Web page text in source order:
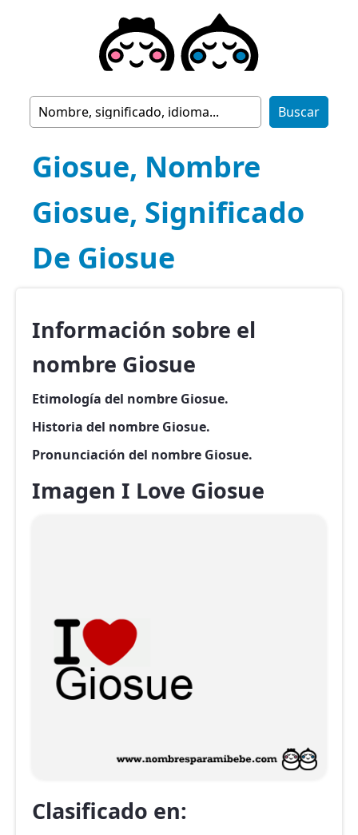
Giosue, Nombre
Giosue, Significado
De Giosue
Información sobre el
nombre Giosue
Etimología del nombre Giosue.
Historia del nombre Giosue.
Pronunciación del nombre Giosue.
Imagen I Love Giosue
Clasificado en: